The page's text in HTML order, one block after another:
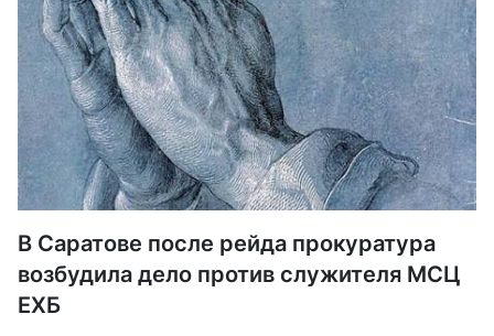
В Саратове после рейда прокуратура
возбудила дело против служителя МСЦ
ЕХБ